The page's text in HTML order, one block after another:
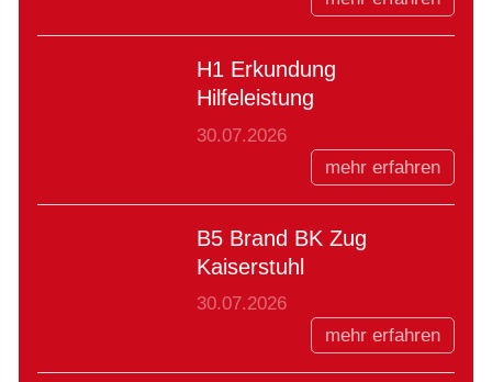
H1 Erkundung
Hilfeleistung
30.07.2026
mehr erfahren
B5 Brand BK Zug
Kaiserstuhl
30.07.2026
mehr erfahren